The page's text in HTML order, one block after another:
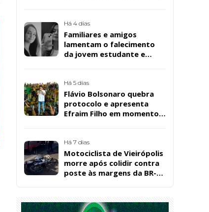
Há 4 dias
Familiares e amigos
lamentam o falecimento
da jovem estudante e
Santos, em Patos
Há 5 dias
Flávio Bolsonaro quebra
protocolo e apresenta
Efraim Filho em momento
Há 7 dias
Motociclista de Vieirópolis
morre após colidir contra
poste às margens da BR-